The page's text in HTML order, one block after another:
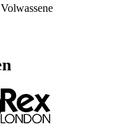
Volwassene